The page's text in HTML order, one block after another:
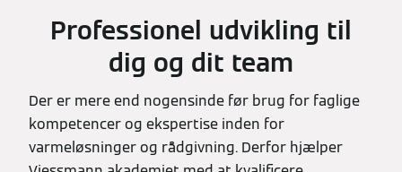
Professionel udvikling til
dig og dit team
Der er mere end nogensinde før brug for faglige
kompetencer og ekspertise inden for
varmeløsninger og rådgivning. Derfor hjælper